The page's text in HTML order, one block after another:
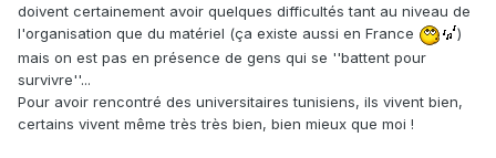
doivent certainement avoir quelques difficultés tant au niveau de
l'organisation que du matériel (ça existe aussi en France
)
mais on est pas en présence de gens qui se ''battent pour
survivre''...
Pour avoir rencontré des universitaires tunisiens, ils vivent bien,
certains vivent même très très bien, bien mieux que moi !